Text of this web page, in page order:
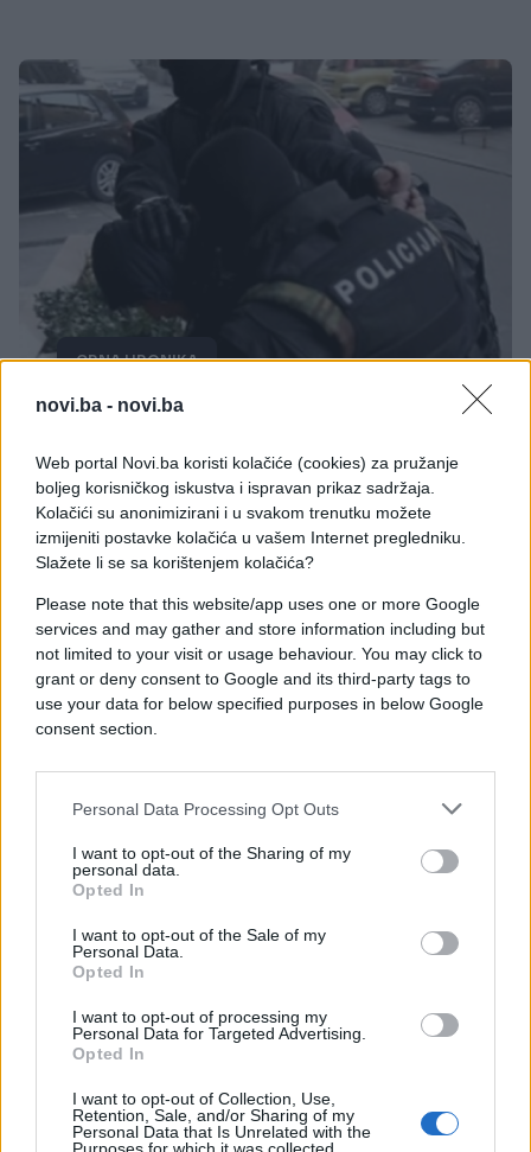
novi.ba - novi.ba
Web portal Novi.ba koristi kolačiće (cookies) za pružanje
boljeg korisničkog iskustva i ispravan prikaz sadržaja.
Kolačići su anonimizirani i u svakom trenutku možete
izmijeniti postavke kolačića u vašem Internet pregledniku.
Slažete li se sa korištenjem kolačića?
Please note that this website/app uses one or more Google
services and may gather and store information including but
not limited to your visit or usage behaviour. You may click to
grant or deny consent to Google and its third-party tags to
use your data for below specified purposes in below Google
consent section.
Personal Data Processing Opt Outs
I want to opt-out of the Sharing of my
personal data.
Opted In
I want to opt-out of the Sale of my
Personal Data.
Opted In
I want to opt-out of processing my
Personal Data for Targeted Advertising.
Opted In
I want to opt-out of Collection, Use,
Retention, Sale, and/or Sharing of my
Personal Data that Is Unrelated with the
CRNA HRONIKA
Uhapšeno više osoba u akciji "Igrač"
Saznaj više
DOGODILO SE NA DANAŠNJI DAN
08.04.17. 12:58
23 GODINE od ubistva Dade Vujasinović, a istina
Saznaj više